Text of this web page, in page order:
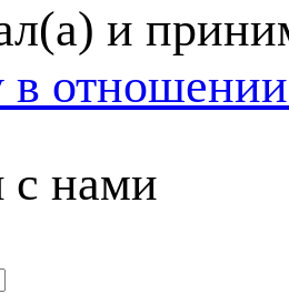
и
с нами